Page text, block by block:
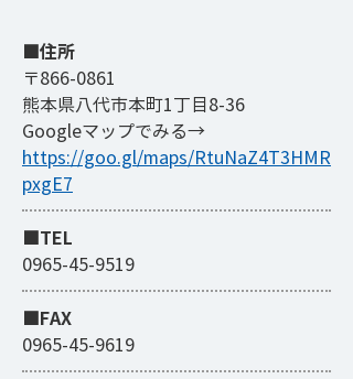
​■住所
〒866-0861
熊本県八代市本町1丁目8-36
​Googleマップでみる→
https://goo.gl/maps/RtuNaZ4T3HMR
pxgE7
■TEL
0965-45-9519
■FAX
0965-45-9619